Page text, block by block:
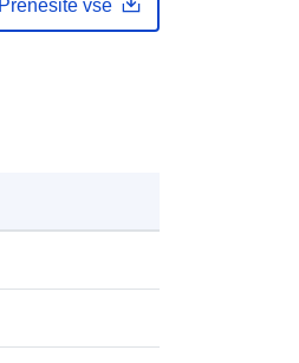
Prenesite vse
Data.europa.eu: